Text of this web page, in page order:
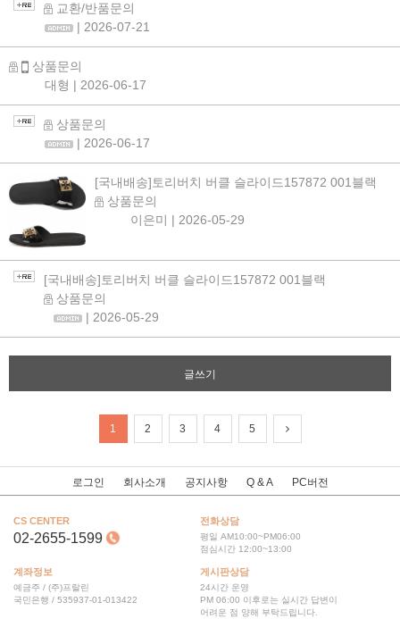
교환/반품문의
| 2026-07-21
상품문의
대형 | 2026-06-17
상품문의
| 2026-06-17
[국내배송]토리버치 버클 슬라이드157872 001블랙
상품문의
이은미 | 2026-05-29
[국내배송]토리버치 버클 슬라이드157872 001블랙
상품문의
| 2026-05-29
글쓰기
1 2 3 4 5
로그인 회사소개 공지사항 Q & A PC버전
CS CENTER
02-2655-1599
전화상담
평일 AM10:00~PM06:00
점심시간 12:00~13:00
계좌정보
예금주 / (주)프랄린
국민은행 / 535937-01-013422
게시판상담
24시간 운영
PM 06:00 이후로는 실시간 답변이
어려운 점 양해 부탁드립니다.